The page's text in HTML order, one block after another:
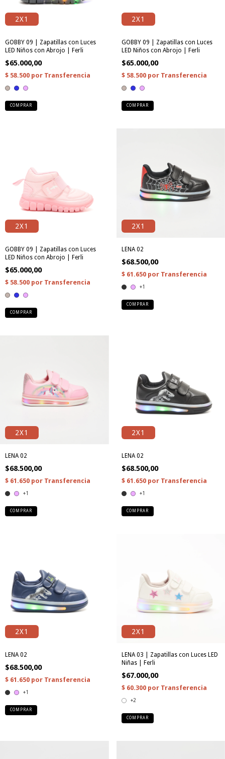
2X1
GOBBY 09 | Zapatillas con Luces
LED Niños con Abrojo | Ferli
$65.000,00
COMPRAR
2X1
GOBBY 09 | Zapatillas con Luces
LED Niños con Abrojo | Ferli
$65.000,00
COMPRAR
2X1
GOBBY 09 | Zapatillas con Luces
LED Niños con Abrojo | Ferli
$65.000,00
COMPRAR
2X1
LENA 02
$68.500,00
+1
COMPRAR
2X1
LENA 02
$68.500,00
+1
COMPRAR
2X1
LENA 02
$68.500,00
+1
COMPRAR
2X1
LENA 02
$68.500,00
+1
COMPRAR
2X1
LENA 03 | Zapatillas con Luces LED
Niñas | Ferli
$67.000,00
+2
COMPRAR